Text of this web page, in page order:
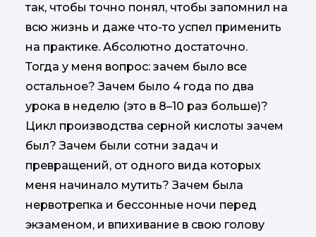
так, чтобы точно понял, чтобы запомнил на
всю жизнь и даже что-то успел применить
на практике. Абсолютно достаточно.
Тогда у меня вопрос: зачем было все
остальное? Зачем было 4 года по два
урока в неделю (это в 8–10 раз больше)?
Цикл производства серной кислоты зачем
был? Зачем были сотни задач и
превращений, от одного вида которых
меня начинало мутить? Зачем была
нервотрепка и бессонные ночи перед
экзаменом, и впихивание в свою голову